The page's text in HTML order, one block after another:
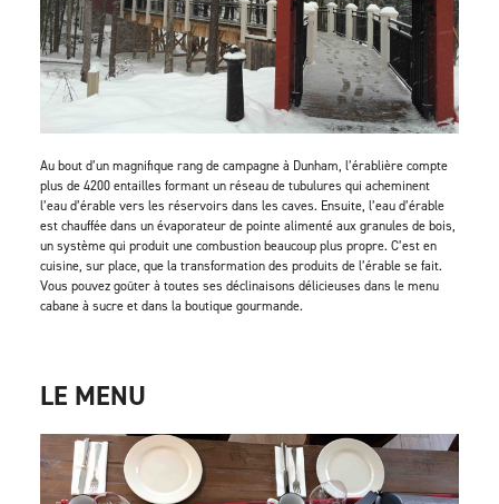
Au bout d’un magnifique rang de campagne à Dunham, l’érablière compte
plus de 4200 entailles formant un réseau de tubulures qui acheminent
l’eau d’érable vers les réservoirs dans les caves. Ensuite, l’eau d’érable
est chauffée dans un évaporateur de pointe alimenté aux granules de bois,
un système qui produit une combustion beaucoup plus propre. C’est en
cuisine, sur place, que la transformation des produits de l’érable se fait.
Vous pouvez goûter à toutes ses déclinaisons délicieuses dans le menu
cabane à sucre et dans la boutique gourmande.
LE MENU